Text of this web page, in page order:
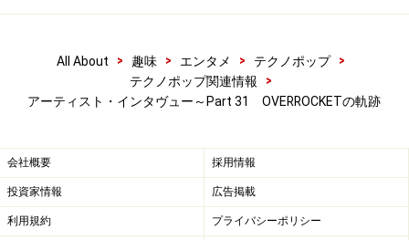
All About > 趣味 > エンタメ > テクノポップ
>
テクノポップ関連情報
>
アーティスト・インタヴュー～Part 31 OVERROCKETの軌跡
会社概要 採用情報
投資家情報 広告掲載
利用規約 プライバシーポリシー